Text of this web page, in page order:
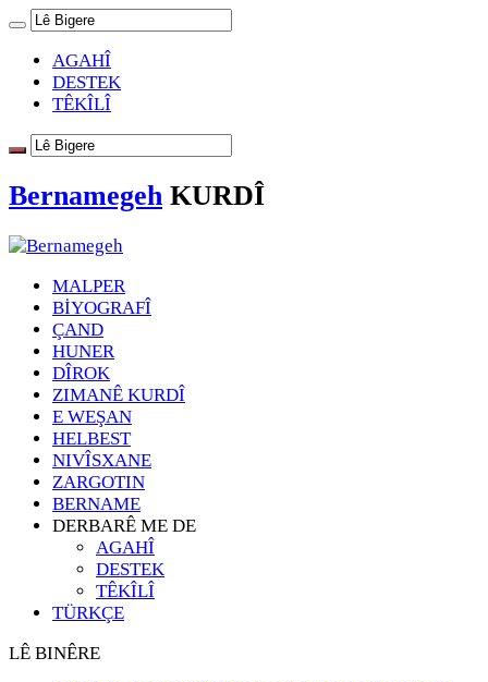
AGAHÎ
DESTEK
TÊKÎLÎ
Bernamegeh KURDÎ
MALPER
BİYOGRAFÎ
ÇAND
HUNER
DÎROK
ZIMANÊ KURDÎ
E WEŞAN
HELBEST
NIVÎSXANE
ZARGOTIN
BERNAME
DERBARÊ ME DE
AGAHÎ
DESTEK
TÊKÎLÎ
TÜRKÇE
LÊ BINÊRE